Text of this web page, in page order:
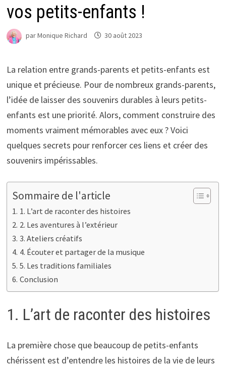
vos petits-enfants !
parMonique Richard 30 août 2023
La relation entre grands-parents et petits-enfants est
unique et précieuse. Pour de nombreux grands-parents,
l’idée de laisser des souvenirs durables à leurs petits-
enfants est une priorité. Alors, comment construire des
moments vraiment mémorables avec eux ? Voici
quelques secrets pour renforcer ces liens et créer des
souvenirs impérissables.
Sommaire de l'article
1. L’art de raconter des histoires
2. Les aventures à l’extérieur
3. Ateliers créatifs
4. Écouter et partager de la musique
5. Les traditions familiales
Conclusion
1. L’art de raconter des histoires
La première chose que beaucoup de petits-enfants
chérissent est d’entendre les histoires de la vie de leurs